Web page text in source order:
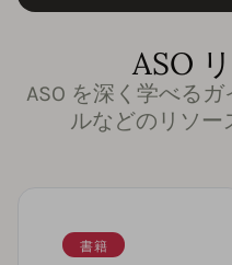
ASO
ASO を深く学べる
ルなどのリソー
書籍